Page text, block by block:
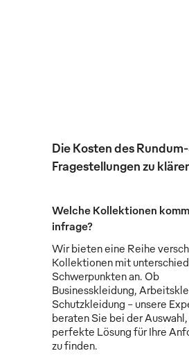
Die Kosten des
Fragestellungen zu
Welche Kollektionen
infrage?
Wir bieten eine Reihe
Kollektionen mit
Schwerpunkten an. Ob
Businesskleidung,
Schutzkleidung - unsere
beraten Sie bei der
perfekte Lösung für Ihre
zu finden.